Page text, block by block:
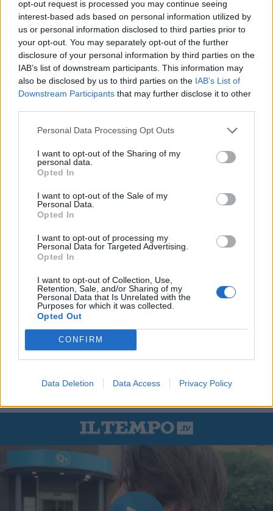
opt-out request is processed you may continue seeing
interest-based ads based on personal information utilized by
us or personal information disclosed to third parties prior to
your opt-out. You may separately opt-out of the further
disclosure of your personal information by third parties on the
IAB’s list of downstream participants. This information may
also be disclosed by us to third parties on the IAB’s List of
Downstream Participants that may further disclose it to other
Personal Data Processing Opt Outs
I want to opt-out of the Sharing of my
personal data.
Opted In
I want to opt-out of the Sale of my
Personal Data.
Opted In
I want to opt-out of processing my
Personal Data for Targeted Advertising.
Opted In
I want to opt-out of Collection, Use,
Retention, Sale, and/or Sharing of my
Personal Data that Is Unrelated with the
Purposes for which it was collected.
Opted Out
CONFIRM
Data Deletion Data Access Privacy Policy